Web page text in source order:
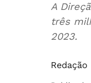
A
três
2023.
Redação